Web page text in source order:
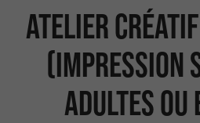
Atelier créatif
Adultes